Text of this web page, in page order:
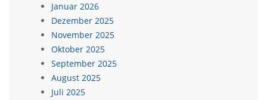
Januar 2026
Dezember 2025
November 2025
Oktober 2025
September 2025
August 2025
Juli 2025